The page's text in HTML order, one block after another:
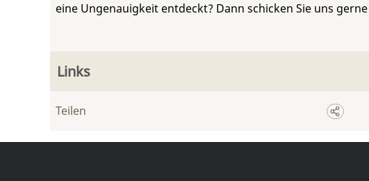
eine Ungenauigkeit entdeckt? Dann schicken Sie uns
Links
Teilen